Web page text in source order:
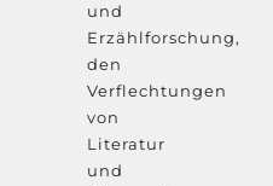
und
Erzählforschung,
den
Verflechtungen
von
Literatur
und